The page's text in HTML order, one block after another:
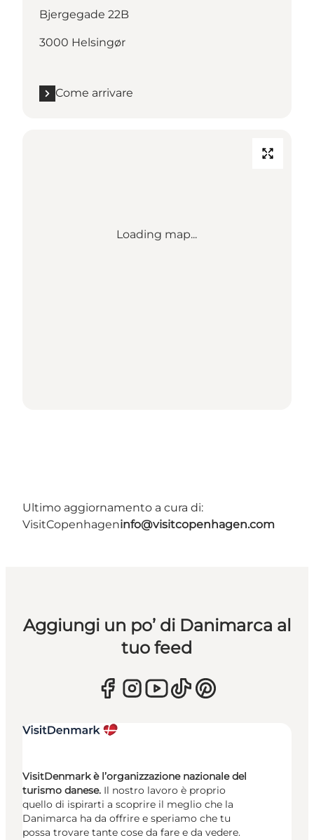
Bjergegade 22B
3000 Helsingør
Come arrivare
Loading map...
Ultimo aggiornamento a cura di:
VisitCopenhageninfo@visitcopenhagen.com
Aggiungi un po’ di Danimarca al
tuo feed
VisitDenmark è l’organizzazione nazionale del
turismo danese. Il nostro lavoro è proprio
quello di ispirarti a scoprire il meglio che la
Danimarca ha da offrire e speriamo che tu
possa trovare tante cose da fare e da vedere.